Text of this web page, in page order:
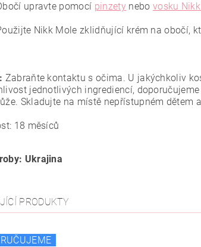
upravte pomocí pinzetynebo vosku
Nikk Mole zklidňující krém na obočí,
Zabraňte kontaktu s očima. U jakýchkoliv
jednotlivých ingrediencí,
Skladujte na místě nepřístupném dětem
18 měsíců
Ukrajina
PRODUKTY